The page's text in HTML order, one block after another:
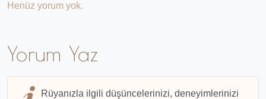
Henüz yorum yok.
Yorum Yaz
Rüyanızla ilgili düşüncelerinizi, deneyimlerinizi